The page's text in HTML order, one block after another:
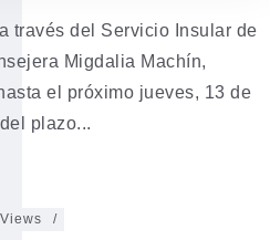
través del Servicio Insular de
Migdalia Machín,
el próximo jueves, 13 de
plazo...